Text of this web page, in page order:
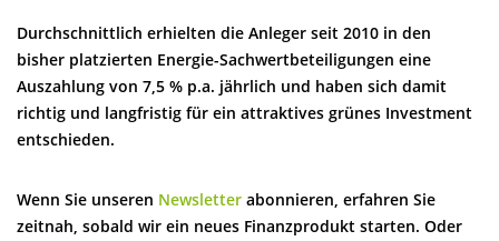
Durchschnittlich erhielten die Anleger seit 2010 in den
bisher platzierten Energie-Sachwertbeteiligungen eine
Auszahlung von 7,5 % p.a. jährlich und haben sich damit
richtig und langfristig für ein attraktives grünes Investment
entschieden.
Wenn Sie unseren Newsletter abonnieren, erfahren Sie
zeitnah, sobald wir ein neues Finanzprodukt starten. Oder